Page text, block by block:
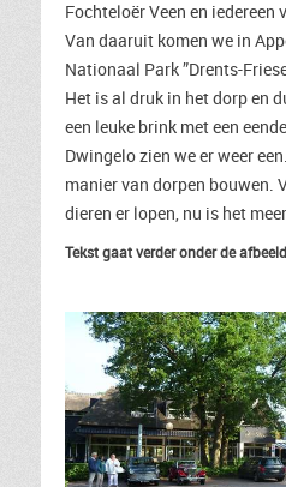
Fochteloër Veen en
Van daaruit komen we in
Nationaal Park ”Drents-
Het is al druk in het dorp en
een leuke brink met een
Dwingelo zien we er weer
manier van dorpen bouwen.
dieren er lopen, nu is het
Tekst gaat verder onder de